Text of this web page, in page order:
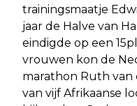
trainingsmaatje
jaar de Halve van
eindigde op een
vrouwen kon de
marathon Ruth van
van vijf Afrikaanse